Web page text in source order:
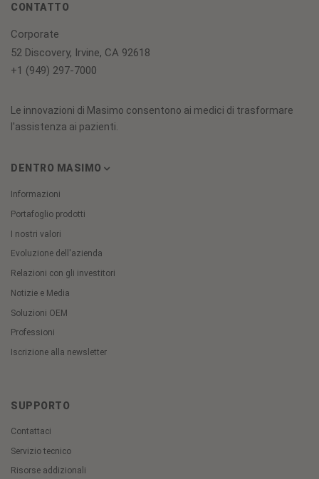
CONTATTO
Corporate
52 Discovery, Irvine, CA 92618
+1 (949) 297-7000
Le innovazioni di Masimo consentono ai medici di trasformare
l'assistenza ai pazienti.
DENTRO MASIMO
Informazioni
Portafoglio prodotti
I nostri valori
Evoluzione dell'azienda
Relazioni con gli investitori
Notizie e Media
Soluzioni OEM
Professioni
Iscrizione alla newsletter
SUPPORTO
Contattaci
Servizio tecnico
Risorse addizionali